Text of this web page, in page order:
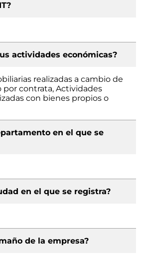
actividades económicas?
realizadas a cambio de
contrata, Actividades
con bienes propios o
en el que se
en el que se registra?
de la empresa?